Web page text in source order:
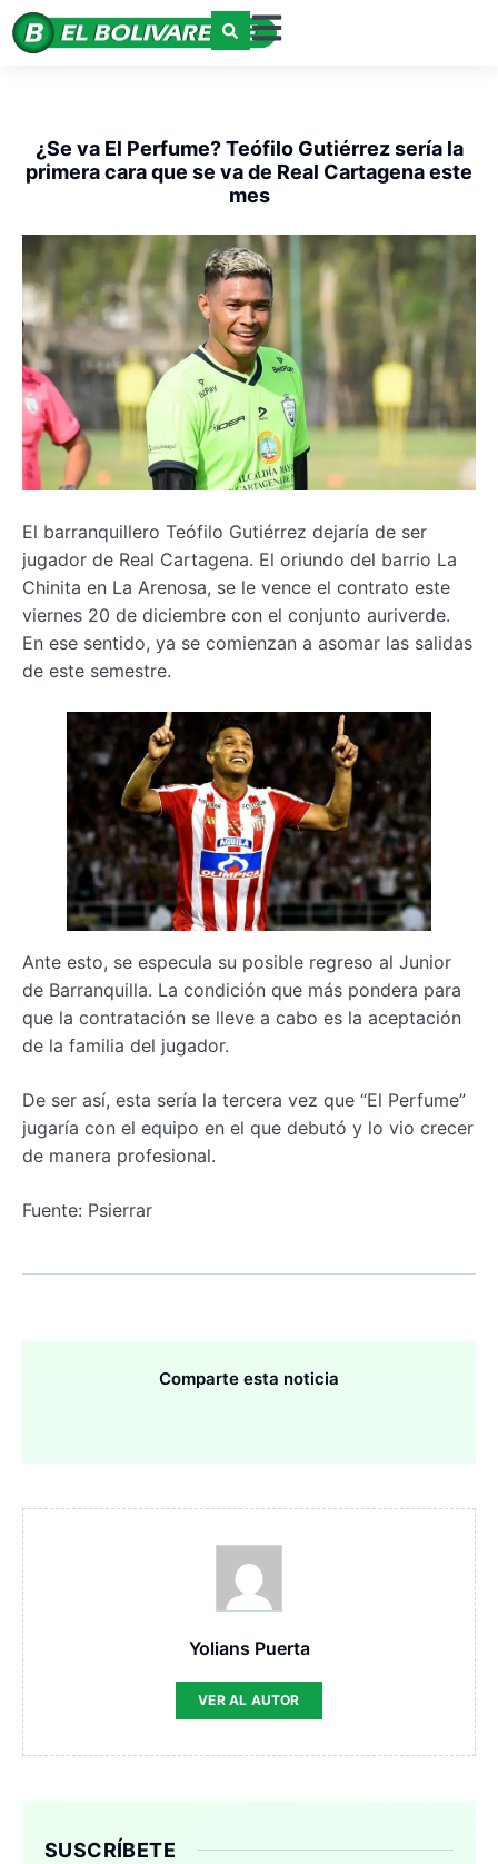
¿Se va El Perfume? Teófilo Gutiérrez sería la
primera cara que se va de Real Cartagena este
mes
El barranquillero Teófilo Gutiérrez dejaría de ser
jugador de Real Cartagena. El oriundo del barrio La
Chinita en La Arenosa, se le vence el contrato este
viernes 20 de diciembre con el conjunto auriverde.
En ese sentido, ya se comienzan a asomar las salidas
de este semestre.
Ante esto, se especula su posible regreso al Junior
de Barranquilla. La condición que más pondera para
que la contratación se lleve a cabo es la aceptación
de la familia del jugador.
De ser así, esta sería la tercera vez que “El Perfume”
jugaría con el equipo en el que debutó y lo vio crecer
de manera profesional.
Fuente: Psierrar
Comparte esta noticia
Yolians Puerta
VER AL AUTOR
SUSCRÍBETE